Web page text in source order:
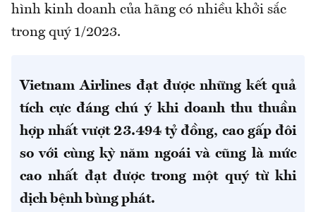
hình kinh doanh của hãng có nhiều khởi sắc
trong quý 1/2023.
Vietnam Airlines đạt được những kết quả
tích cực đáng chú ý khi doanh thu thuần
hợp nhất vượt 23.494 tỷ đồng, cao gấp đôi
so với cùng kỳ năm ngoái và cũng là mức
cao nhất đạt được trong một quý từ khi
dịch bệnh bùng phát.